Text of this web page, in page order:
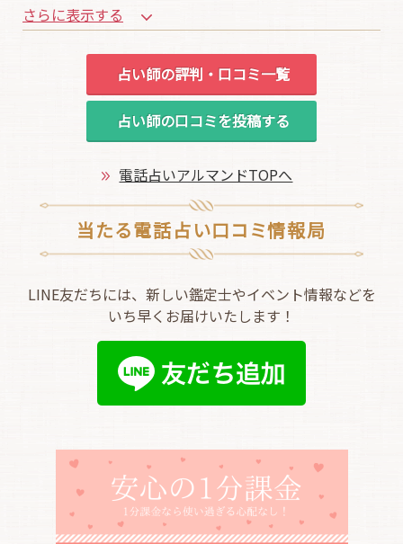
さらに表示する
占い師の評判・口コミ一覧
占い師の口コミを投稿する
電話占いアルマンドTOPへ
当たる電話占い口コミ情報局
LINE友だちには、新しい鑑定士やイベント情報などを
いち早くお届けいたします！